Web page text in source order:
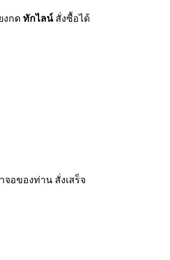
งกดทักไลน์สั่งซื้อได้
จอของท่าน สั่งเสร็จ